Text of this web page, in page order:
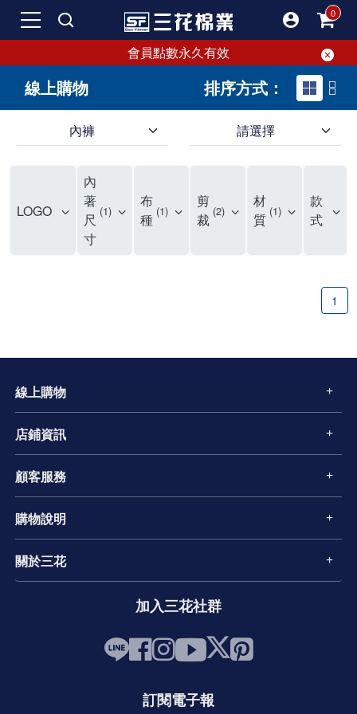
會員點數永久有效
線上購物 排序方式：
內褲 請選擇
LOGO
內
著
尺
寸
1
布
種 1
剪
裁 2
材
質 1
款
式
1
線上購物
店鋪資訊
顧客服務
購物說明
關於三花
加入三花社群
訂閱電子報